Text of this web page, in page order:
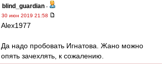
blind_guardian -
30 июн 2019 21:58
Alex1977
Да надо пробовать Игнатова. Жано можно
опять зачехлять, к сожалению.